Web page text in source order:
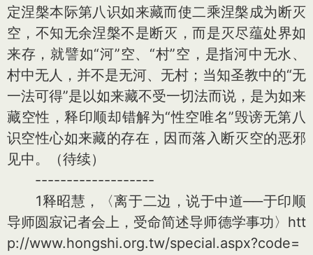
定涅槃本际第八识如来藏而使二乘涅槃成为断灭
空，不知无余涅槃不是断灭，而是灭尽蕴处界如
来存，就譬如“河”空、“村”空，是指河中无水、
村中无人，并不是无河、无村；当知圣教中的“无
一法可得”是以如来藏不受一切法而说，是为如来
藏空性，释印顺却错解为“性空唯名”毁谤无第八
识空性心如来藏的存在，因而落入断灭空的恶邪
见中。（待续）
-------------------
1释昭慧，〈离于二边，说于中道──于印顺
导师圆寂记者会上，受命简述导师德学事功〉htt
p://www.hongshi.org.tw/special.aspx?code=